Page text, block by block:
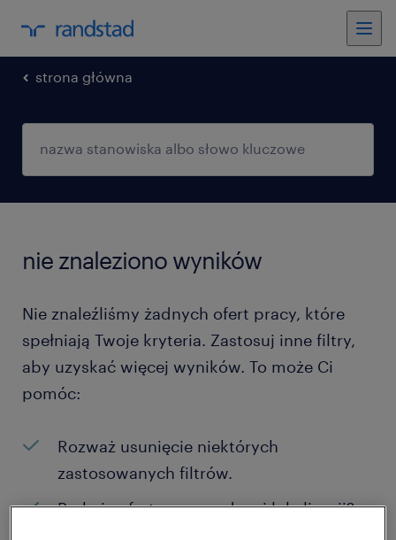
strona główna
nie znaleziono wyników
Nie znaleźliśmy żadnych ofert pracy, które
spełniają Twoje kryteria. Zastosuj inne filtry,
aby uzyskać więcej wyników. To może Ci
pomóc:
Rozważ usunięcie niektórych
zastosowanych filtrów.
Brakuje ofert pracy w danej lokalizacji?